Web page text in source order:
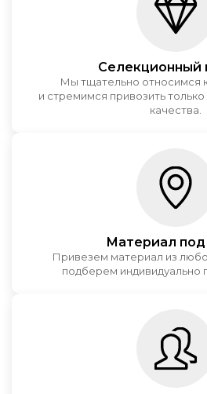
Селекционный
Мы тщательно относимся
и стремимся привозить
качества.
Материал под
Привезем материал из
подберем индивидуально